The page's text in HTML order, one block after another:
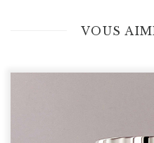
VOUS